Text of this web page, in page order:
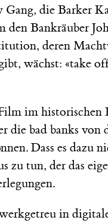
die Barker
den Bankräuber
deren
wächst: «take
im historischen
die bad banks von
Dass es dazu
zu tun, der das
in